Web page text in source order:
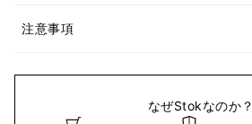
注意事項
なぜStokなのか？